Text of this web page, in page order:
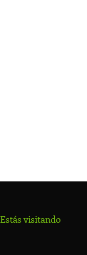
Estás visitando